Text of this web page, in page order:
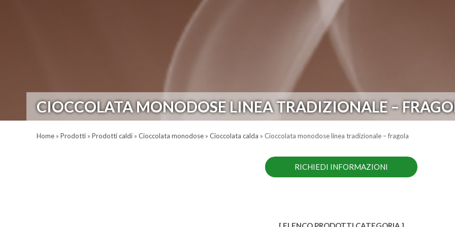
CIOCCOLATA MONODOSE LINEA TRADIZIONALE –
Home » Prodotti » Prodotti caldi » Cioccolata monodose » Cioccolata calda » Cioccolata monodose linea tradizionale – fragola
RICHIEDI INFORMAZIONI